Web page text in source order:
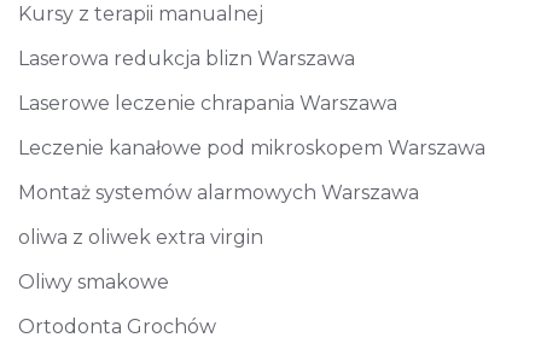
Kursy z terapii manualnej
Laserowa redukcja blizn Warszawa
Laserowe leczenie chrapania Warszawa
Leczenie kanałowe pod mikroskopem Warszawa
Montaż systemów alarmowych Warszawa
oliwa z oliwek extra virgin
Oliwy smakowe
Ortodonta Grochów